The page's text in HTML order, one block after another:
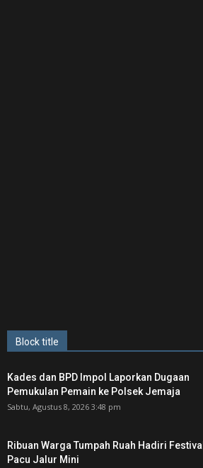
Block title
Kades dan BPD Impol Laporkan Dugaan
Pemukulan Pemain ke Polsek Jemaja
Sabtu, Agustus 8, 2026 3:48 pm
Ribuan Warga Tumpah Ruah Hadiri Festival
Pacu Jalur Mini